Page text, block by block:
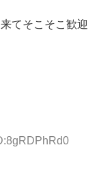
てそこそこ歓迎